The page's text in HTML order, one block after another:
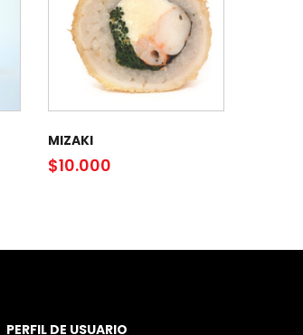
MIZAKI
$10.000
PERFIL DE USUARIO